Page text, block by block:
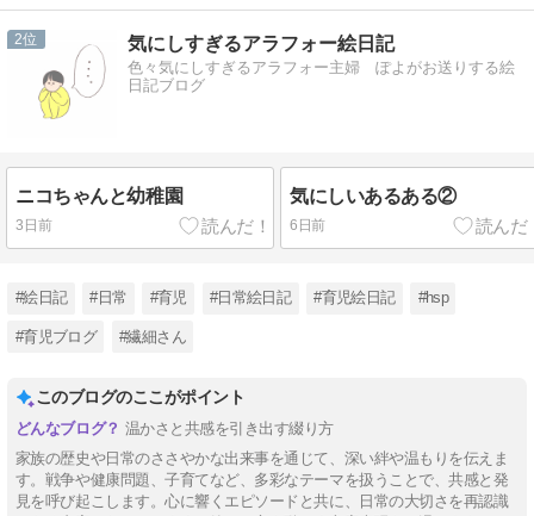
2 気にしすぎるアラフォー絵日記
色々気にしすぎるアラフォー主婦 ぽよがお送りする絵
日記ブログ
ニコちゃんと幼稚園
3日前
気にしいあるある②
6日前
#絵日記 #日常 #育児 #日常絵日記 #育児絵日記 #hsp
#育児ブログ #繊細さん
このブログのここがポイント
温かさと共感を引き出す綴り方
家族の歴史や日常のささやかな出来事を通じて、深い絆や温もりを伝えま
す。戦争や健康問題、子育てなど、多彩なテーマを扱うことで、共感と発
見を呼び起こします。心に響くエピソードと共に、日常の大切さを再認識